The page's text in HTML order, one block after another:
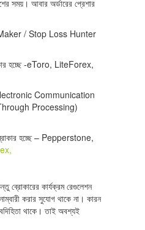
সময়। আবার অর্ডারের প্রেশার
Maker / Stop Loss Hunter
হচ্ছে -eToro, LiteForex,
Communication
Processing)
হচ্ছে – Pepperstone,
ব্রোকারের কার্যক্রম রেগুলেশন
করার সুযোগ থাকে না। কারন
থাকে। তাই অবশ্যই